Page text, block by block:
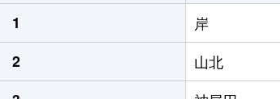
1
岸
2
山北